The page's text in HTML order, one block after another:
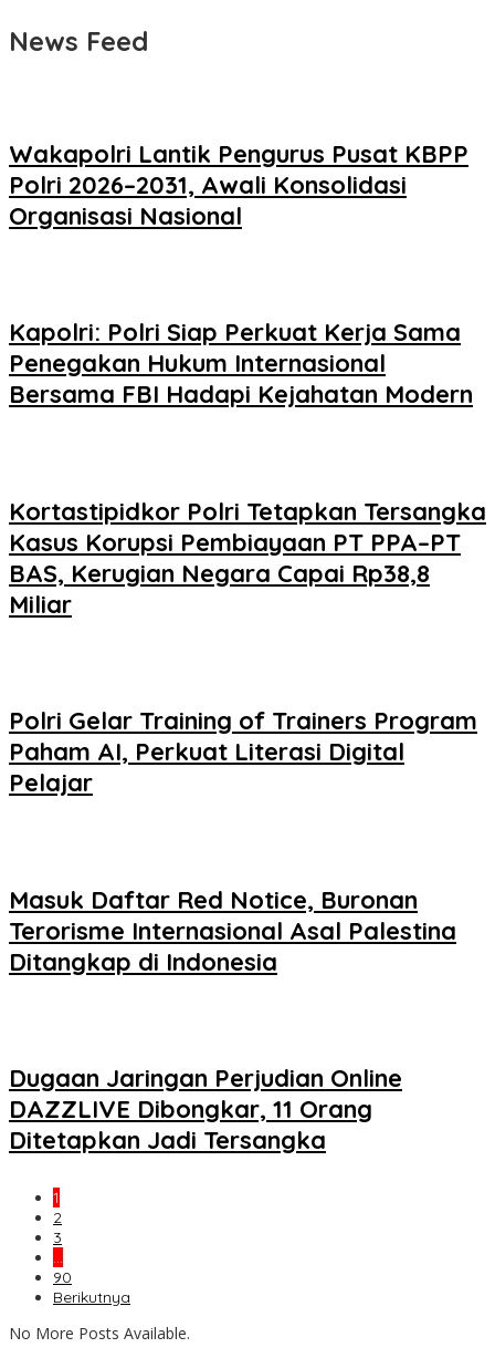
News Feed
Wakapolri Lantik Pengurus Pusat KBPP
Polri 2026–2031, Awali Konsolidasi
Organisasi Nasional
Kapolri: Polri Siap Perkuat Kerja Sama
Penegakan Hukum Internasional
Bersama FBI Hadapi Kejahatan Modern
Kortastipidkor Polri Tetapkan Tersangka
Kasus Korupsi Pembiayaan PT PPA–PT
BAS, Kerugian Negara Capai Rp38,8
Miliar
Polri Gelar Training of Trainers Program
Paham AI, Perkuat Literasi Digital
Pelajar
Masuk Daftar Red Notice, Buronan
Terorisme Internasional Asal Palestina
Ditangkap di Indonesia
Dugaan Jaringan Perjudian Online
DAZZLIVE Dibongkar, 11 Orang
Ditetapkan Jadi Tersangka
1
2
3
…
90
Berikutnya
No More Posts Available.